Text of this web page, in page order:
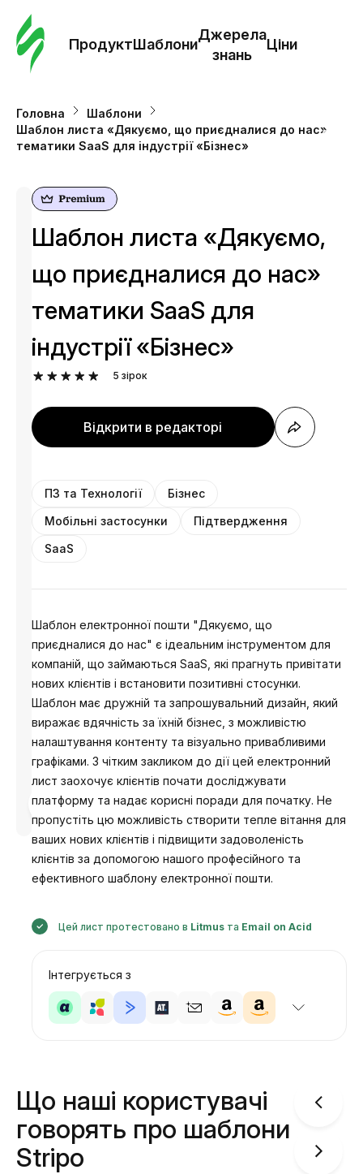
ПродуктШаблони
Джерела
знань
Ціни
Головна
Шаблони
Шаблон листа «Дякуємо, що приєдналися до нас»
тематики SaaS для індустрії «Бізнес»
Розроблено
Анастасія
Шаблон листа «Дякуємо,
що приєдналися до нас»
тематики SaaS для
індустрії «Бізнес»
5 зірок
Відкрити в редакторі
ПЗ та Технології
Бізнес
Мобільні застосунки
Підтвердження
SaaS
Шаблон електронної пошти "Дякуємо, що
приєдналися до нас" є ідеальним інструментом для
компаній, що займаються SaaS, які прагнуть привітати
нових клієнтів і встановити позитивні стосунки.
Шаблон має дружній та запрошувальний дизайн, який
виражає вдячність за їхній бізнес, з можливістю
налаштування контенту та візуально привабливими
графіками. З чітким закликом до дії цей електронний
лист заохочує клієнтів почати досліджувати
платформу та надає корисні поради для початку. Не
пропустіть цю можливість створити тепле вітання для
ваших нових клієнтів і підвищити задоволеність
клієнтів за допомогою нашого професійного та
ефективного шаблону електронної пошти.
Цей лист протестовано в Litmusта Email on Acid
Інтегрується з
Що наші користувачі
говорять про шаблони
Stripo